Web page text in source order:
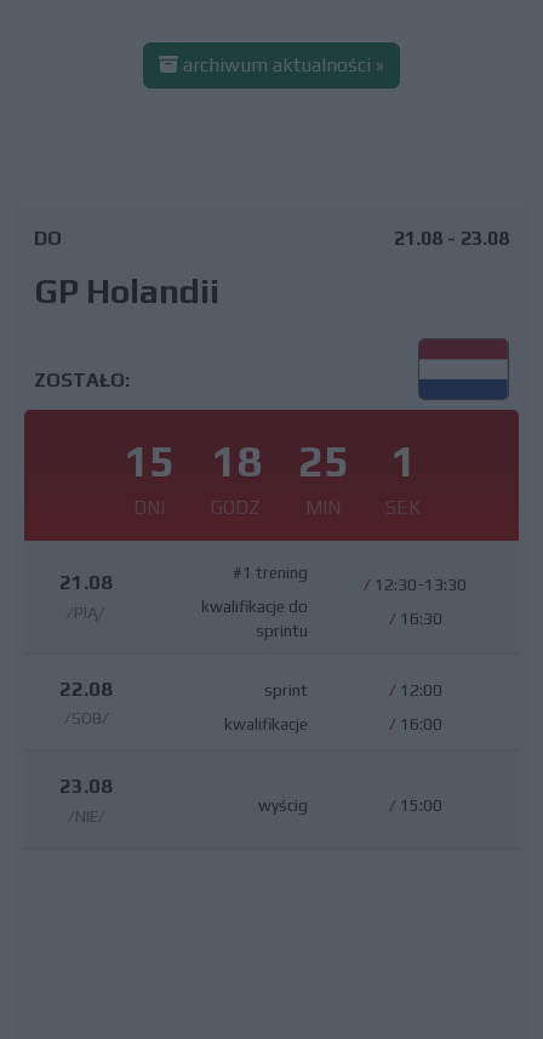
archiwum aktualności »
DO
GP Holandii
21.08 - 23.08
ZOSTAŁO:
15
DNI
18
GODZ
25
MIN
0
SEK
21.08
/PIĄ/
#1 trening
kwalifikacje do
sprintu
/ 12:30-13:30
/ 16:30
22.08
/SOB/
sprint
kwalifikacje
/ 12:00
/ 16:00
23.08
/NIE/
wyścig / 15:00